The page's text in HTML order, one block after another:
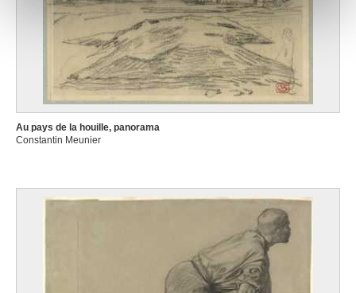
notre site avec nos partenaires de médias sociaux, de
publicité et d'analyse, qui peuvent combiner celles-ci
avec d'autres informations que vous leur avez fournies
ou qu'ils ont collectées lors de votre utilisation de leurs
services.
Au pays de la houille, panorama
Constantin Meunier